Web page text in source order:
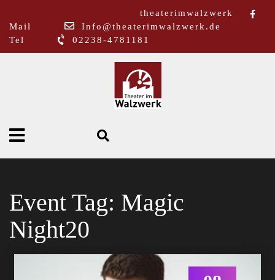
theaterimwalzwerk
Mail
Info@theaterimwalzwerk.de
Tel
02238-4781181
Event Tag: Magic
Night20